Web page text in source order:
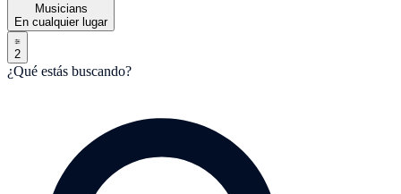
Musicians
En cualquier lugar
2
¿Qué estás buscando?